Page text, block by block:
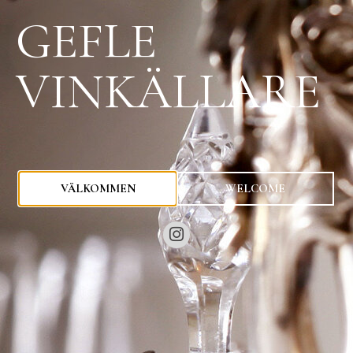
kr
GEFLE
VINKÄLLARE
VÄLKOMMEN WELCOME